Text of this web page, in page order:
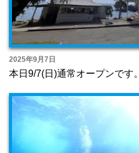
2025年9月7日
本日9/7(日)通常オープンです。